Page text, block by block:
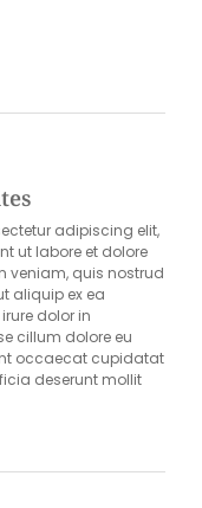
adipiscing elit,
ut labore et dolore
veniam, quis nostrud
aliquip ex ea
dolor in
cillum dolore eu
occaecat cupidatat
deserunt mollit